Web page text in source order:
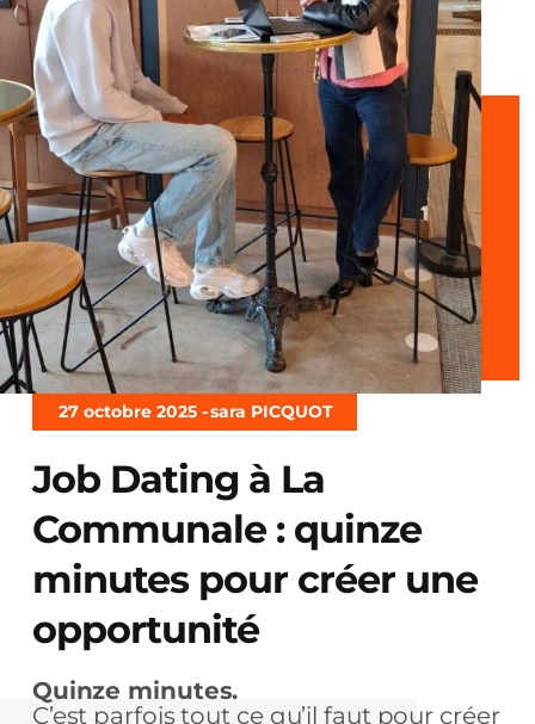
27 octobre 2025 -sara PICQUOT
Job Dating à La
Communale : quinze
minutes pour créer une
opportunité
Quinze minutes.
C’est parfois tout ce qu’il faut pour créer